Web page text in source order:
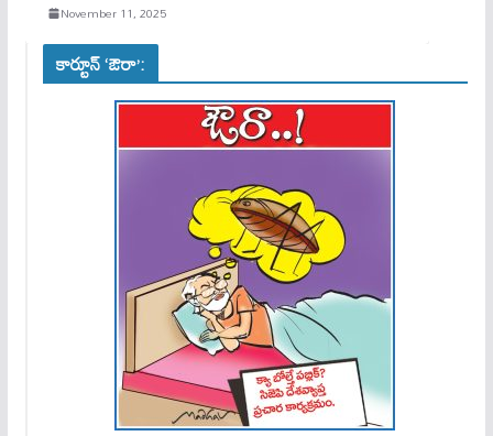
November 11, 2025
కార్టూన్ ‘ఔరా’: